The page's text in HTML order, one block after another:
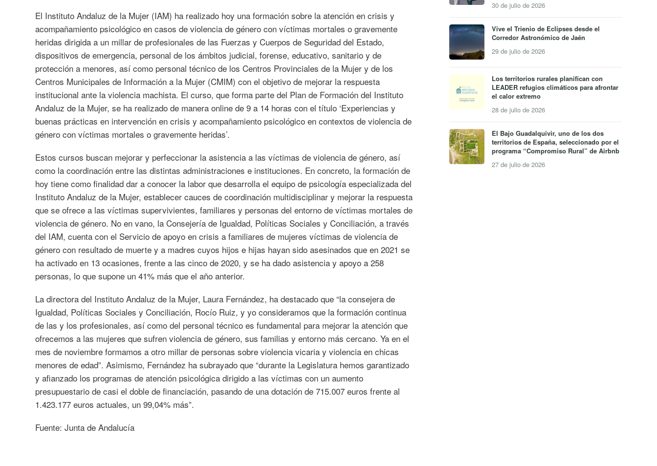
El Instituto Andaluz de la Mujer (IAM) ha realizado hoy una formación sobre la atención en crisis y
acompañamiento psicológico en casos de violencia de género con víctimas mortales o gravemente
heridas dirigida a un millar de profesionales de las Fuerzas y Cuerpos de Seguridad del Estado,
dispositivos de emergencia, personal de los ámbitos judicial, forense, educativo, sanitario y de
protección a menores, así como personal técnico de los Centros Provinciales de la Mujer y de los
Centros Municipales de Información a la Mujer (CMIM) con el objetivo de mejorar la respuesta
institucional ante la violencia machista. El curso, que forma parte del Plan de Formación del Instituto
Andaluz de la Mujer, se ha realizado de manera online de 9 a 14 horas con el título ‘Experiencias y
buenas prácticas en intervención en crisis y acompañamiento psicológico en contextos de violencia de
género con víctimas mortales o gravemente heridas’.
Estos cursos buscan mejorar y perfeccionar la asistencia a las víctimas de violencia de género, así
como la coordinación entre las distintas administraciones e instituciones. En concreto, la formación de
hoy tiene como finalidad dar a conocer la labor que desarrolla el equipo de psicología especializada del
Instituto Andaluz de la Mujer, establecer cauces de coordinación multidisciplinar y mejorar la respuesta
que se ofrece a las víctimas supervivientes, familiares y personas del entorno de víctimas mortales de
violencia de género. No en vano, la Consejería de Igualdad, Políticas Sociales y Conciliación, a través
del IAM, cuenta con el Servicio de apoyo en crisis a familiares de mujeres víctimas de violencia de
género con resultado de muerte y a madres cuyos hijos e hijas hayan sido asesinados que en 2021 se
ha activado en 13 ocasiones, frente a las cinco de 2020, y se ha dado asistencia y apoyo a 258
personas, lo que supone un 41% más que el año anterior.
La directora del Instituto Andaluz de la Mujer, Laura Fernández, ha destacado que “la consejera de
Igualdad, Políticas Sociales y Conciliación, Rocío Ruiz, y yo consideramos que la formación continua
de las y los profesionales, así como del personal técnico es fundamental para mejorar la atención que
ofrecemos a las mujeres que sufren violencia de género, sus familias y entorno más cercano. Ya en el
mes de noviembre formamos a otro millar de personas sobre violencia vicaria y violencia en chicas
menores de edad”. Asimismo, Fernández ha subrayado que “durante la Legislatura hemos garantizado
y afianzado los programas de atención psicológica dirigido a las víctimas con un aumento
presupuestario de casi el doble de financiación, pasando de una dotación de 715.007 euros frente al
1.423.177 euros actuales, un 99,04% más”.
Fuente: Junta de Andalucía
30 de julio de 2026
Vive el Trienio de Eclipses desde el
Corredor Astronómico de Jaén
29 de julio de 2026
Los territorios rurales planifican con
LEADER refugios climáticos para afrontar
el calor extremo
28 de julio de 2026
El Bajo Guadalquivir, uno de los dos
territorios de España, seleccionado por el
programa “Compromiso Rural” de Airbnb
27 de julio de 2026